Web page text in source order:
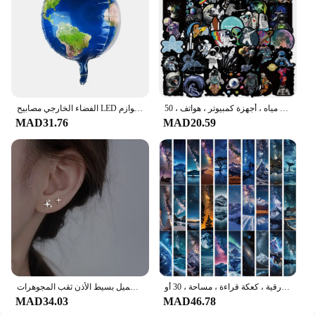
MAD31.76 MAD20.59
الفضة لوحة غير المتماثلة لطيف الفضاء رائد الفضاء كوكب أوبال وأقراط للنساء الفضة اللون جميل بسيط الأذن ثقب المجوهرات
MAD34.03
علامة مرجعية لوضع العلامات على النجوم ، بطاقة رسائل الطالب ، أدوات مكتبية لإشارات الكتب ، بطاقة ورقية ، كعكة قراءة ، مساحة ، 30 أو
MAD46.78